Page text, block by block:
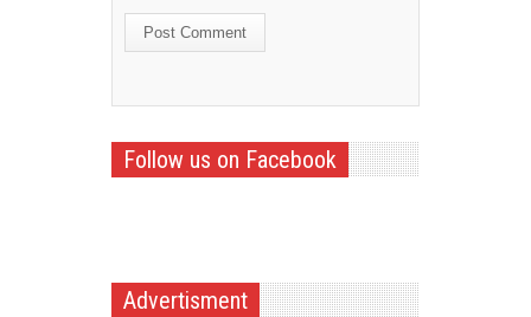
Follow us on Facebook
Advertisment